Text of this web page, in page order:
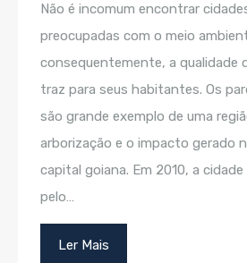
Não é incomum encontrar
preocupadas com o meio
consequentemente, a qualidade
traz para seus habitantes. Os
são grande exemplo de uma
arborização e o impacto gerado
capital goiana. Em 2010, a
pelo…
Ler Mais